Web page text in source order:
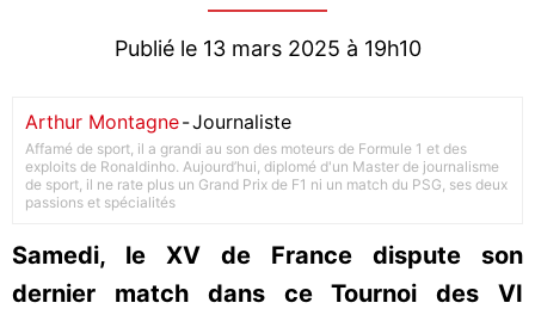
Publié le 13 mars 2025 à 19h10
Arthur Montagne-Journaliste
Affamé de sport, il a grandi au son des moteurs de Formule 1 et des
exploits de Ronaldinho. Aujourd’hui, diplomé d'un Master de journalisme
de sport, il ne rate plus un Grand Prix de F1 ni un match du PSG, ses deux
passions et spécialités
Samedi, le XV de France dispute son
dernier match dans ce Tournoi des VI